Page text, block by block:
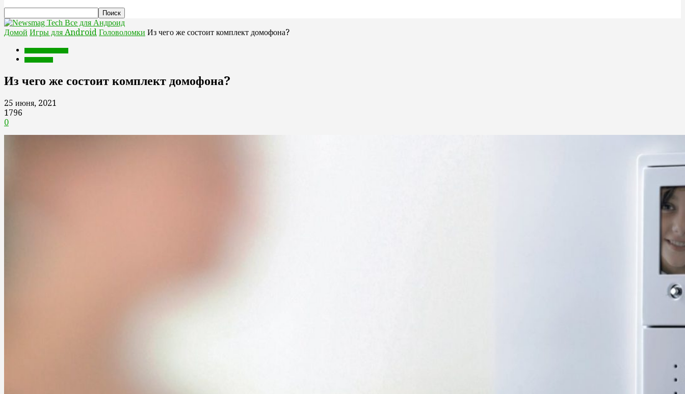
Все для Андроид
Домой Игры для Android Головоломки Из чего же состоит комплект домофона?
Из чего же состоит комплект домофона?
25 июня, 2021
1796
0